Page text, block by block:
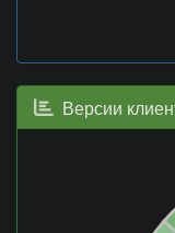
Версии